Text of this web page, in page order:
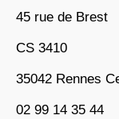
45 rue de Brest
CS 3410
35042 Rennes
02 99 14 35 44